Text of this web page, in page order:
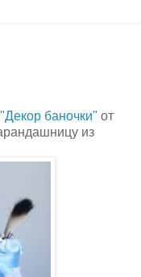
баночки" от
из